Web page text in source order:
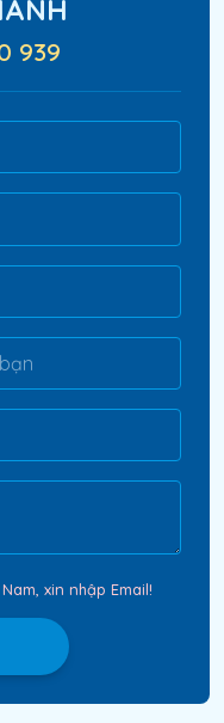
939
xin nhập Email!